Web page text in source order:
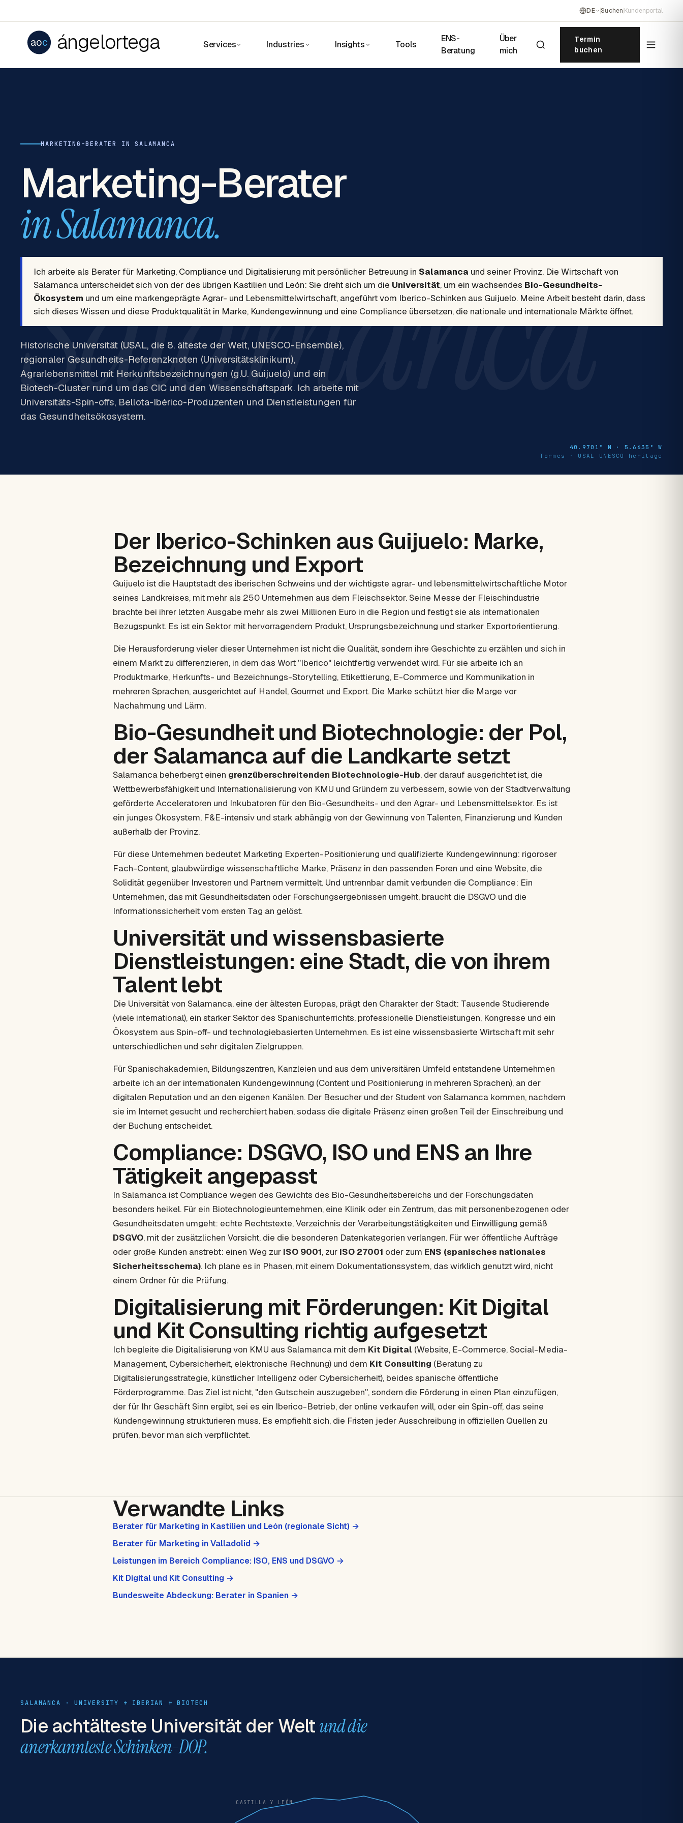
DE Suchen Kundenportal
aoc ángelortega Services Industries Insights Tools
ENS-
Beratung
Über
mich
Termin
buchen
Salamanca
40.9701° N · 5.6635° W
Tormes · USAL UNESCO heritage
MARKETING-BERATER IN SALAMANCA
Marketing-Berater
in Salamanca.
Ich arbeite als Berater für Marketing, Compliance und Digitalisierung mit persönlicher Betreuung in Salamanca und seiner Provinz. Die Wirtschaft von
Salamanca unterscheidet sich von der des übrigen Kastilien und León: Sie dreht sich um die Universität, um ein wachsendes Bio-Gesundheits-
Ökosystem und um eine markengeprägte Agrar- und Lebensmittelwirtschaft, angeführt vom Iberico-Schinken aus Guijuelo. Meine Arbeit besteht darin, dass
sich dieses Wissen und diese Produktqualität in Marke, Kundengewinnung und eine Compliance übersetzen, die nationale und internationale Märkte öffnet.
Historische Universität (USAL, die 8. älteste der Welt, UNESCO-Ensemble),
regionaler Gesundheits-Referenzknoten (Universitätsklinikum),
Agrarlebensmittel mit Herkunftsbezeichnungen (g.U. Guijuelo) und ein
Biotech-Cluster rund um das CIC und den Wissenschaftspark. Ich arbeite mit
Universitäts-Spin-offs, Bellota-Ibérico-Produzenten und Dienstleistungen für
das Gesundheitsökosystem.
Der Iberico-Schinken aus Guijuelo: Marke,
Bezeichnung und Export
Guijuelo ist die Hauptstadt des iberischen Schweins und der wichtigste agrar- und lebensmittelwirtschaftliche Motor
seines Landkreises, mit mehr als 250 Unternehmen aus dem Fleischsektor. Seine Messe der Fleischindustrie
brachte bei ihrer letzten Ausgabe mehr als zwei Millionen Euro in die Region und festigt sie als internationalen
Bezugspunkt. Es ist ein Sektor mit hervorragendem Produkt, Ursprungsbezeichnung und starker Exportorientierung.
Die Herausforderung vieler dieser Unternehmen ist nicht die Qualität, sondern ihre Geschichte zu erzählen und sich in
einem Markt zu differenzieren, in dem das Wort "Iberico" leichtfertig verwendet wird. Für sie arbeite ich an
Produktmarke, Herkunfts- und Bezeichnungs-Storytelling, Etikettierung, E-Commerce und Kommunikation in
mehreren Sprachen, ausgerichtet auf Handel, Gourmet und Export. Die Marke schützt hier die Marge vor
Nachahmung und Lärm.
Bio-Gesundheit und Biotechnologie: der Pol,
der Salamanca auf die Landkarte setzt
Salamanca beherbergt einen grenzüberschreitenden Biotechnologie-Hub, der darauf ausgerichtet ist, die
Wettbewerbsfähigkeit und Internationalisierung von KMU und Gründern zu verbessern, sowie von der Stadtverwaltung
geförderte Acceleratoren und Inkubatoren für den Bio-Gesundheits- und den Agrar- und Lebensmittelsektor. Es ist
ein junges Ökosystem, F&E-intensiv und stark abhängig von der Gewinnung von Talenten, Finanzierung und Kunden
außerhalb der Provinz.
Für diese Unternehmen bedeutet Marketing Experten-Positionierung und qualifizierte Kundengewinnung: rigoroser
Fach-Content, glaubwürdige wissenschaftliche Marke, Präsenz in den passenden Foren und eine Website, die
Solidität gegenüber Investoren und Partnern vermittelt. Und untrennbar damit verbunden die Compliance: Ein
Unternehmen, das mit Gesundheitsdaten oder Forschungsergebnissen umgeht, braucht die DSGVO und die
Informationssicherheit vom ersten Tag an gelöst.
Universität und wissensbasierte
Dienstleistungen: eine Stadt, die von ihrem
Talent lebt
Die Universität von Salamanca, eine der ältesten Europas, prägt den Charakter der Stadt: Tausende Studierende
(viele international), ein starker Sektor des Spanischunterrichts, professionelle Dienstleistungen, Kongresse und ein
Ökosystem aus Spin-off- und technologiebasierten Unternehmen. Es ist eine wissensbasierte Wirtschaft mit sehr
unterschiedlichen und sehr digitalen Zielgruppen.
Für Spanischakademien, Bildungszentren, Kanzleien und aus dem universitären Umfeld entstandene Unternehmen
arbeite ich an der internationalen Kundengewinnung (Content und Positionierung in mehreren Sprachen), an der
digitalen Reputation und an den eigenen Kanälen. Der Besucher und der Student von Salamanca kommen, nachdem
sie im Internet gesucht und recherchiert haben, sodass die digitale Präsenz einen großen Teil der Einschreibung und
der Buchung entscheidet.
Compliance: DSGVO, ISO und ENS an Ihre
Tätigkeit angepasst
In Salamanca ist Compliance wegen des Gewichts des Bio-Gesundheitsbereichs und der Forschungsdaten
besonders heikel. Für ein Biotechnologieunternehmen, eine Klinik oder ein Zentrum, das mit personenbezogenen oder
Gesundheitsdaten umgeht: echte Rechtstexte, Verzeichnis der Verarbeitungstätigkeiten und Einwilligung gemäß
DSGVO, mit der zusätzlichen Vorsicht, die die besonderen Datenkategorien verlangen. Für wer öffentliche Aufträge
oder große Kunden anstrebt: einen Weg zur ISO 9001, zur ISO 27001 oder zum ENS (spanisches nationales
Sicherheitsschema). Ich plane es in Phasen, mit einem Dokumentationssystem, das wirklich genutzt wird, nicht
einem Ordner für die Prüfung.
Digitalisierung mit Förderungen: Kit Digital
und Kit Consulting richtig aufgesetzt
Ich begleite die Digitalisierung von KMU aus Salamanca mit dem Kit Digital (Website, E-Commerce, Social-Media-
Management, Cybersicherheit, elektronische Rechnung) und dem Kit Consulting (Beratung zu
Digitalisierungsstrategie, künstlicher Intelligenz oder Cybersicherheit), beides spanische öffentliche
Förderprogramme. Das Ziel ist nicht, "den Gutschein auszugeben", sondern die Förderung in einen Plan einzufügen,
der für Ihr Geschäft Sinn ergibt, sei es ein Iberico-Betrieb, der online verkaufen will, oder ein Spin-off, das seine
Kundengewinnung strukturieren muss. Es empfiehlt sich, die Fristen jeder Ausschreibung in offiziellen Quellen zu
prüfen, bevor man sich verpflichtet.
Verwandte Links
Berater für Marketing in Kastilien und León (regionale Sicht) →
Berater für Marketing in Valladolid →
Leistungen im Bereich Compliance: ISO, ENS und DSGVO →
Kit Digital und Kit Consulting →
Bundesweite Abdeckung: Berater in Spanien →
SALAMANCA · UNIVERSITY + IBERIAN + BIOTECH
Die achtälteste Universität der Weltund die
anerkannteste Schinken-DOP.
CASTILLA Y LEÓN